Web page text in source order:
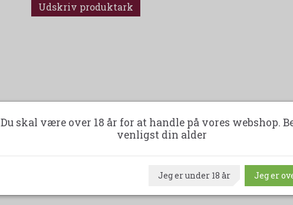
Udskriv produktark
Du skal være over 18 år for at handle på vores webshop.
venligst din alder
Jeg er under 18 år Jeg er